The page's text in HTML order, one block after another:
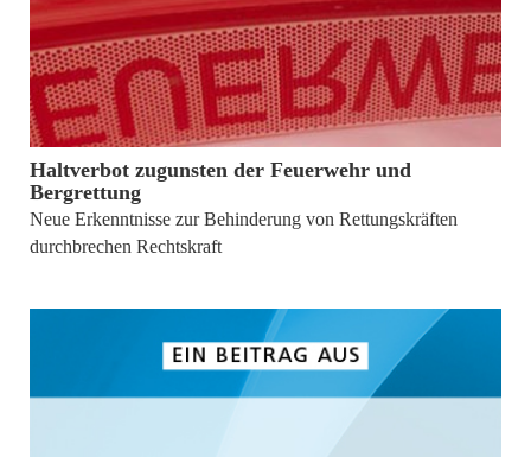
vonPUBLICUS-Redaktion
Haltverbot zugunsten der Feuerwehr und
Bergrettung
Neue Erkenntnisse zur Behinderung von Rettungskräften
durchbrechen Rechtskraft